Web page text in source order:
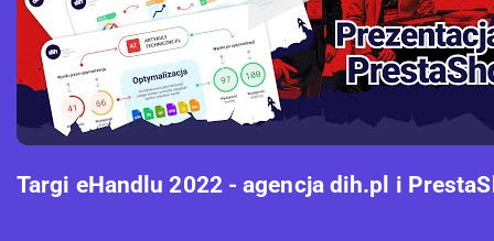
Targi eHandlu 2022 - agencja dih.pl i